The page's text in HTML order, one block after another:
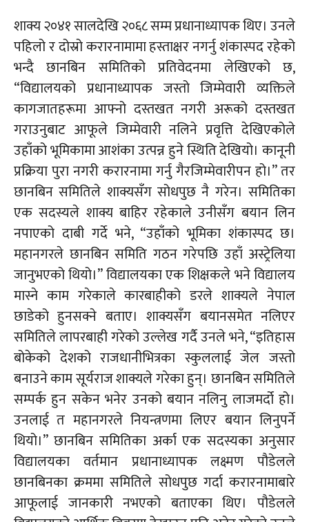
शाक्य २०४१ सालदेखि २०६८ सम्म प्रधानाध्यापक थिए। उनले
पहिलो र दोस्रो करारनामामा हस्ताक्षर नगर्नु शंकास्पद रहेको
भन्दै छानबिन समितिको प्रतिवेदनमा लेखिएको छ,
“विद्यालयको प्रधानाध्यापक जस्तो जिम्मेवारी व्यक्तिले
कागजातहरूमा आफ्नो दस्तखत नगरी अरूको दस्तखत
गराउनुबाट आफूले जिम्मेवारी नलिने प्रवृत्ति देखिएकोले
उहाँको भूमिकामा आशंका उत्पन्न हुने स्थिति देखियो। कानूनी
प्रक्रिया पुरा नगरी करारनामा गर्नु गैरजिम्मेवारीपन हो।” तर
छानबिन समितिले शाक्यसँग सोधपुछ नै गरेन। समितिका
एक सदस्यले शाक्य बाहिर रहेकाले उनीसँग बयान लिन
नपाएको दाबी गर्दे भने, “उहाँको भूमिका शंकास्पद छ।
महानगरले छानबिन समिति गठन गरेपछि उहाँ अस्ट्रेलिया
जानुभएको थियो।” विद्यालयका एक शिक्षकले भने विद्यालय
मास्ने काम गरेकाले कारबाहीको डरले शाक्यले नेपाल
छाडेको हुनसक्ने बताए। शाक्यसँग बयानसमेत नलिएर
समितिले लापरबाही गरेको उल्लेख गर्दै उनले भने, “इतिहास
बोकेको देशकोराजधानीभित्रका स्कुललाई जेल जस्तो
बनाउने काम सूर्यराज शाक्यले गरेका हुन्। छानबिन समितिले
सम्पर्क हुन सकेन भनेर उनको बयान नलिनु लाजमर्दो हो।
उनलाई त महानगरले नियन्त्रणमा लिएर बयान लिनुपर्ने
थियो।” छानबिन समितिका अर्का एक सदस्यका अनुसार
विद्यालयका वर्तमान प्रधानाध्यापक लक्ष्मण पौडेलले
छानबिनका क्रममा समितिले सोधपुछ गर्दा करारनामाबारे
आफूलाई जानकारी नभएको बताएका थिए। पौडेलले